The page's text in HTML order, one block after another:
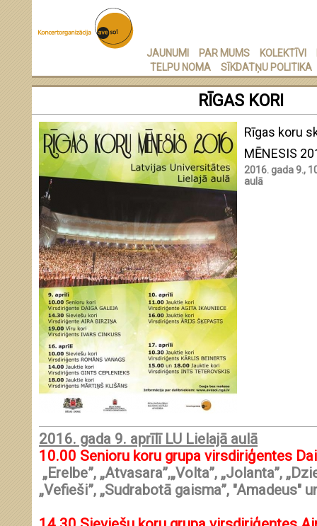
JAUNUMI PAR MUMS KOLEKTĪVI
TELPU NOMA
SĪKDATŅU POLITIKA
RĪGAS KORI
Rīgas koru
MĒNESIS
2016. gada 9.,
aulā
2016. gada 9. aprīlī LU Lielajā aulā
10.00 Senioru koru grupa virsdiriģentes
„Erelbe”, „Atvasara”,„Volta”, „Jolanta”,
„Vefieši”, „Sudrabotā gaisma”, "Amadeus"